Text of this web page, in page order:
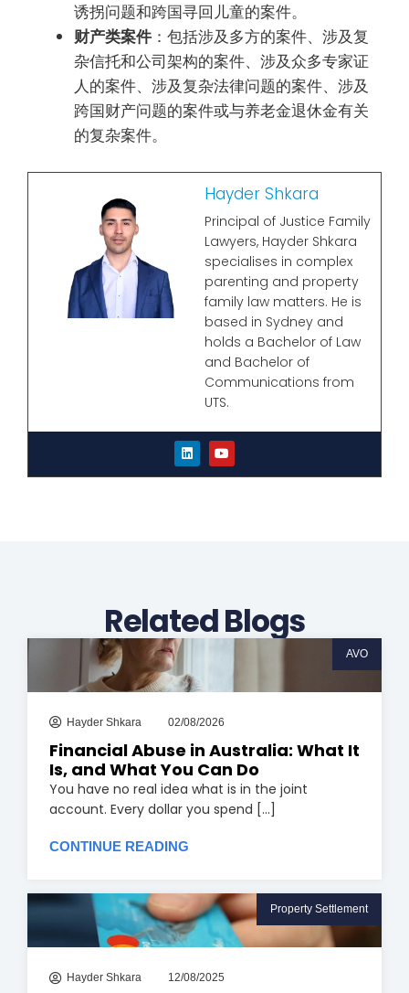
诱拐问题和跨国寻回儿童的案件。
财产类案件 ：包括涉及多方的案件、涉及复
杂信托和公司架构的案件、涉及众多专家证
人的案件、涉及复杂法律问题的案件、涉及
跨国财产问题的案件或与养老金退休金有关
的复杂案件。
Hayder Shkara
Principal of Justice Family
Lawyers, Hayder Shkara
specialises in complex
parenting and property
family law matters. He is
based in Sydney and
holds a Bachelor of Law
and Bachelor of
Communications from
UTS.
L
i
n
Y
o
u
Related Blogs
AVO
Hayder Shkara 02/08/2026
Financial Abuse in Australia: What It
Is, and What You Can Do
You have no real idea what is in the joint
account. Every dollar you spend [...]
CONTINUE READING
Property Settlement
Hayder Shkara 12/08/2025